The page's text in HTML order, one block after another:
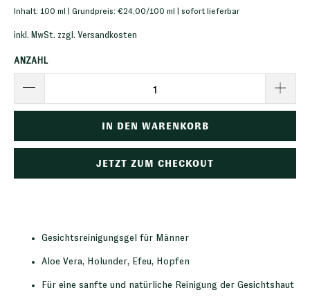
Inhalt: 100 ml | Grundpreis: €24,00/100 ml | sofort lieferbar
inkl. MwSt. zzgl. Versandkosten
ANZAHL
IN DEN WARENKORB
JETZT ZUM CHECKOUT
Gesichtsreinigungsgel für Männer
Aloe Vera, Holunder, Efeu, Hopfen
Für eine sanfte und natürliche Reinigung der Gesichtshaut